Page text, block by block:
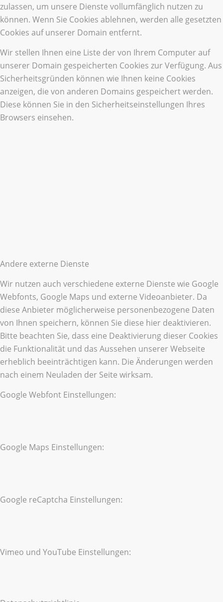
zulassen, um unsere Dienste vollumfänglich nutzen zu
können. Wenn Sie Cookies ablehnen, werden alle gesetzten
Cookies auf unserer Domain entfernt.
Wir stellen Ihnen eine Liste der von Ihrem Computer auf
unserer Domain gespeicherten Cookies zur Verfügung. Aus
Sicherheitsgründen können wie Ihnen keine Cookies
anzeigen, die von anderen Domains gespeichert werden.
Diese können Sie in den Sicherheitseinstellungen Ihres
Browsers einsehen.
Andere externe Dienste
Wir nutzen auch verschiedene externe Dienste wie Google
Webfonts, Google Maps und externe Videoanbieter. Da
diese Anbieter möglicherweise personenbezogene Daten
von Ihnen speichern, können Sie diese hier deaktivieren.
Bitte beachten Sie, dass eine Deaktivierung dieser Cookies
die Funktionalität und das Aussehen unserer Webseite
erheblich beeinträchtigen kann. Die Änderungen werden
nach einem Neuladen der Seite wirksam.
Google Webfont Einstellungen:
Google Maps Einstellungen:
Google reCaptcha Einstellungen:
Vimeo und YouTube Einstellungen: